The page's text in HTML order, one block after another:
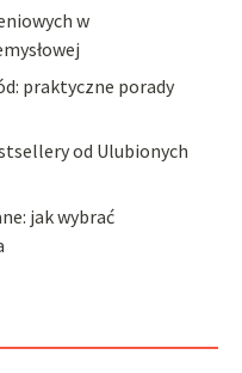
w
praktyczne porady
od Ulubionych
jak wybrać